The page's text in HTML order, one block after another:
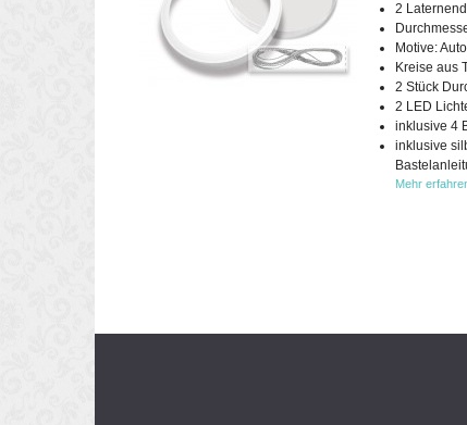
2
Motive:
Kreise aus
2 Stück
2 LED
inklusive 4
inklusive
Mehr